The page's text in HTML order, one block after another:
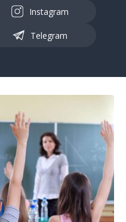
Instagram
Telegram